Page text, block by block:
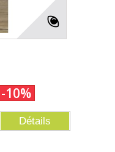
-10%
Détails